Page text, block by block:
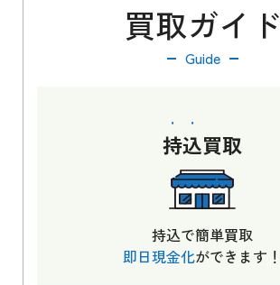
買取ガイド
Guide
持込買取
持込で簡単買取
即日現金化ができます！